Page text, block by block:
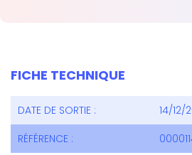
FICHE TECHNIQUE
DATE DE SORTIE :
14/12/
RÉFÉRENCE :